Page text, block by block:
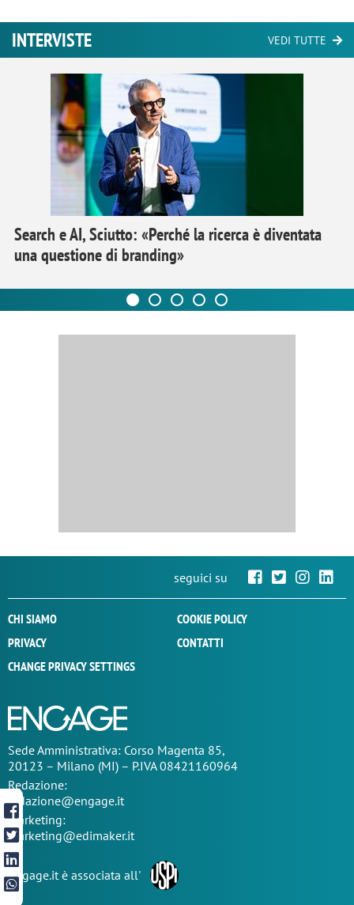
INTERVISTE VEDI TUTTE
Search e AI, Sciutto: «Perché la ricerca è diventata
una questione di branding»
seguici su
CHI SIAMO
COOKIE POLICY
PRIVACY
CONTATTI
CHANGE PRIVACY SETTINGS
SedeAmministrativa: Corso Magenta 85,
20123 – Milano (MI) – P.IVA 08421160964
Redazione:
redazione@engage.it
Marketing:
marketing@edimaker.it
Engage.it è associata all'